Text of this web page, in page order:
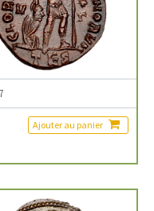
Ajouter au panier